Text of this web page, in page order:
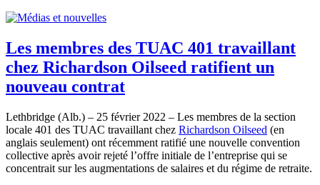
Les membres des TUAC 401 travaillant
chez Richardson Oilseed ratifient un
nouveau contrat
Lethbridge (Alb.) – 25 février 2022 – Les membres de la section
locale 401 des TUAC travaillant chez Richardson Oilseed (en
anglais seulement) ont récemment ratifié une nouvelle convention
collective après avoir rejeté l’offre initiale de l’entreprise qui se
concentrait sur les augmentations de salaires et du régime de retraite.